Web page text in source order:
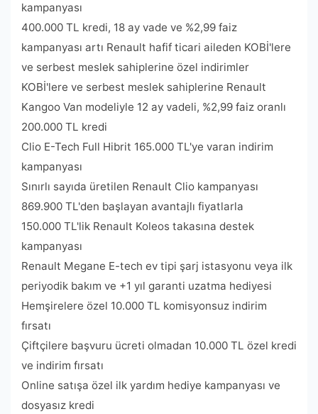
kampanyası
400.000 TL kredi, 18 ay vade ve %2,99 faiz
kampanyası artı Renault hafif ticari aileden KOBİ'lere
ve serbest meslek sahiplerine özel indirimler
KOBİ'lere ve serbest meslek sahiplerine Renault
Kangoo Van modeliyle 12 ay vadeli, %2,99 faiz oranlı
200.000 TL kredi
Clio E-Tech Full Hibrit 165.000 TL'ye varan indirim
kampanyası
Sınırlı sayıda üretilen Renault Clio kampanyası
869.900 TL'den başlayan avantajlı fiyatlarla
150.000 TL'lik Renault Koleos takasına destek
kampanyası
Renault Megane E-tech ev tipi şarj istasyonu veya ilk
periyodik bakım ve +1 yıl garanti uzatma hediyesi
Hemşirelere özel 10.000 TL komisyonsuz indirim
fırsatı
Çiftçilere başvuru ücreti olmadan 10.000 TL özel kredi
ve indirim fırsatı
Online satışa özel ilk yardım hediye kampanyası ve
dosyasız kredi